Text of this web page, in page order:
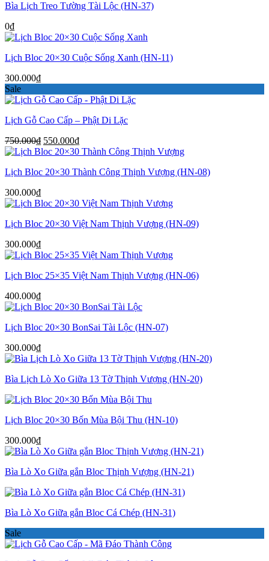
Bìa Lịch Treo Tường Tài Lộc (HN-37)
0₫
Lịch Bloc 20×30 Cuộc Sống Xanh (HN-11)
300.000₫
Sale
Lịch Gỗ Cao Cấp – Phật Di Lặc
750.000₫ Giá
gốc
750.000₫.
550.000₫Giá
hiện
là:
Lịch Bloc 20×30 Thành Công Thịnh Vượng (HN-08)
300.000₫
Lịch Bloc 20×30 Việt Nam Thịnh Vượng (HN-09)
300.000₫
Lịch Bloc 25×35 Việt Nam Thịnh Vượng (HN-06)
400.000₫
Lịch Bloc 20×30 BonSai Tài Lộc (HN-07)
300.000₫
Bìa Lịch Lò Xo Giữa 13 Tờ Thịnh Vượng (HN-20)
Lịch Bloc 20×30 Bốn Mùa Bội Thu (HN-10)
300.000₫
Bìa Lò Xo Giữa gắn Bloc Thịnh Vượng (HN-21)
Bìa Lò Xo Giữa gắn Bloc Cá Chép (HN-31)
Sale